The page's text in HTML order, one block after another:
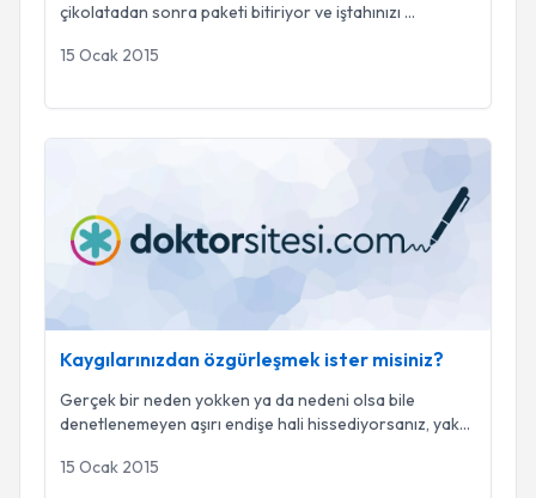
çikolatadan sonra paketi bitiriyor ve iştahınızı ...
15 Ocak 2015
Kaygılarınızdan özgürleşmek ister misiniz?
Gerçek bir neden yokken ya da nedeni olsa bile
denetlenemeyen aşırı endişe hali hissediyorsanız, yak...
15 Ocak 2015